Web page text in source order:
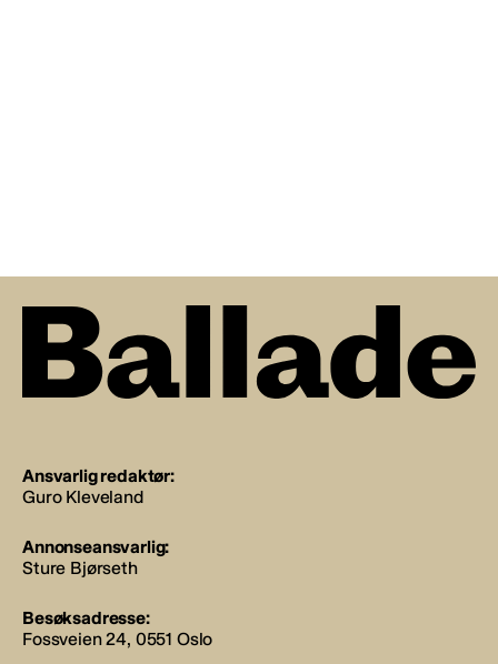
Ansvarlig redaktør:
Guro Kleveland
Annonseansvarlig:
Sture Bjørseth
Besøksadresse:
Fossveien 24, 0551 Oslo